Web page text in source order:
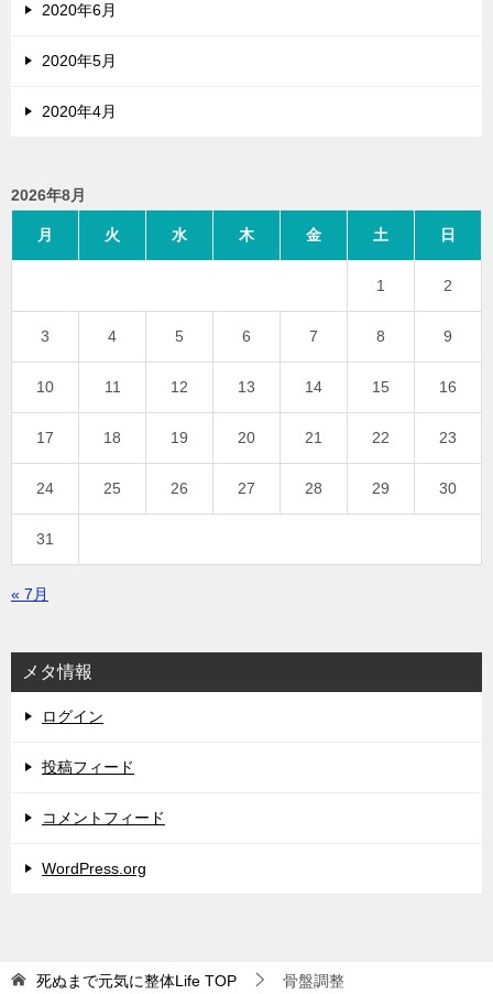
2020年6月
2020年5月
2020年4月
2026年8月
月 火 水 木 金 土 日
1 2
3 4 5 6 7 8 9
10 11 12 13 14 15 16
17 18 19 20 21 22 23
24 25 26 27 28 29 30
31
« 7月
メタ情報
ログイン
投稿フィード
コメントフィード
WordPress.org
死ぬまで元気に整体Life TOP 骨盤調整